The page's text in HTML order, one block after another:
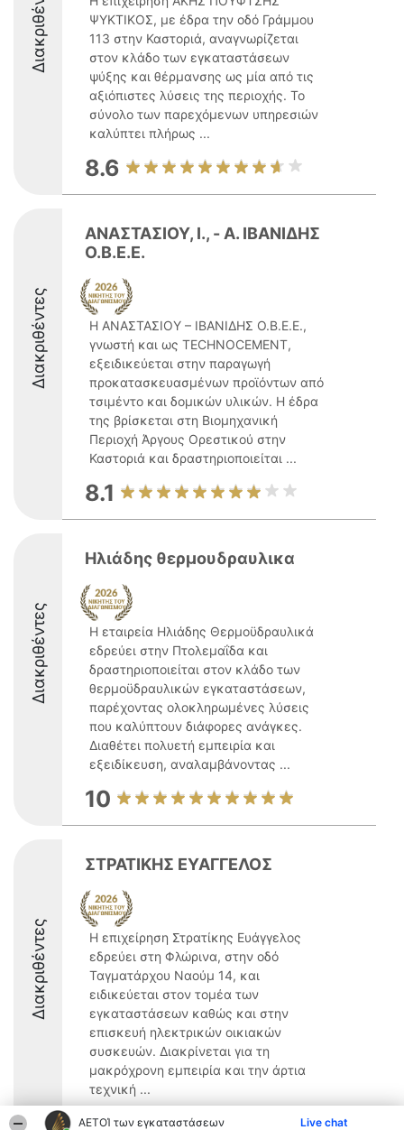
ΑΕΤΟΊ των εγκαταστάσεων Live chat
Διακριθέντες
ΨΥΚΤΙΚΟΣ, με έδρα την οδό Γράμμου
113 στην Καστοριά, αναγνωρίζεται
στον κλάδο των εγκαταστάσεων
ψύξης και θέρμανσης ως μία από τις
αξιόπιστες λύσεις της περιοχής. Το
σύνολο των παρεχόμενων υπηρεσιών
καλύπτει πλήρως ...
8.6
Διακριθέντες
ΑΝΑΣΤΑΣΙΟΥ, Ι., - A. ΙΒΑΝΙΔΗΣ
O.B.E.E.
Η ΑΝΑΣΤΑΣΙΟΥ – ΙΒΑΝΙΔΗΣ Ο.Β.Ε.Ε.,
γνωστή και ως TECHNOCEMENT,
εξειδικεύεται στην παραγωγή
προκατασκευασμένων προϊόντων από
τσιμέντο και δομικών υλικών. Η έδρα
της βρίσκεται στη Βιομηχανική
Περιοχή Άργους Ορεστικού στην
Καστοριά και δραστηριοποιείται ...
8.1
Διακριθέντες
Ηλιάδης θερμουδραυλικα
Η εταιρεία Ηλιάδης Θερμοϋδραυλικά
εδρεύει στην Πτολεμαΐδα και
δραστηριοποιείται στον κλάδο των
θερμοϋδραυλικών εγκαταστάσεων,
παρέχοντας ολοκληρωμένες λύσεις
που καλύπτουν διάφορες ανάγκες.
Διαθέτει πολυετή εμπειρία και
εξειδίκευση, αναλαμβάνοντας ...
10
Διακριθέντες
ΣΤΡΑΤΙΚΗΣ ΕΥΑΓΓΕΛΟΣ
Η επιχείρηση Στρατίκης Ευάγγελος
εδρεύει στη Φλώρινα, στην οδό
Ταγματάρχου Ναούμ 14, και
ειδικεύεται στον τομέα των
εγκαταστάσεων καθώς και στην
επισκευή ηλεκτρικών οικιακών
συσκευών. Διακρίνεται για τη
μακρόχρονη εμπειρία και την άρτια
τεχνική ...
9.5